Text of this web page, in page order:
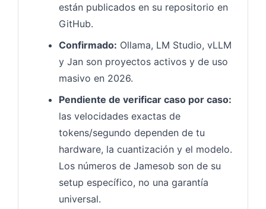
están publicados en su repositorio en
GitHub.
Confirmado: Ollama, LM Studio, vLLM
y Jan son proyectos activos y de uso
masivo en 2026.
Pendiente de verificar caso por caso:
las velocidades exactas de
tokens/segundo dependen de tu
hardware, la cuantización y el modelo.
Los números de Jamesob son de su
setup específico, no una garantía
universal.